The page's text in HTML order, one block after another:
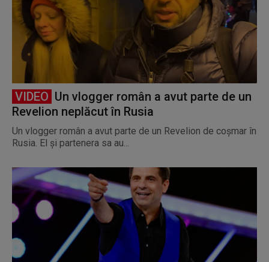
VIDEO Un vlogger român a avut parte de un
Revelion neplăcut în Rusia
Un vlogger român a avut parte de un Revelion de coșmar în
Rusia. El și partenera sa au...